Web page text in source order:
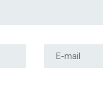
Adresse e-